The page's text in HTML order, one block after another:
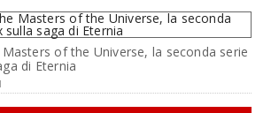
of the Universe, la seconda serie
di Eternia